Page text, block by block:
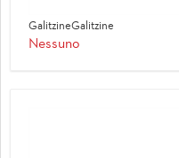
GalitzineGalitzine
Nessuno